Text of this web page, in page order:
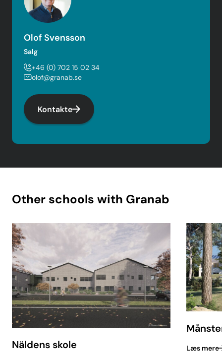
Olof Svensson
Salg
+46 (0) 702 15 02 34
olof@granab.se
Kontakte
Other schools with Granab
Näldens skole Læs mere